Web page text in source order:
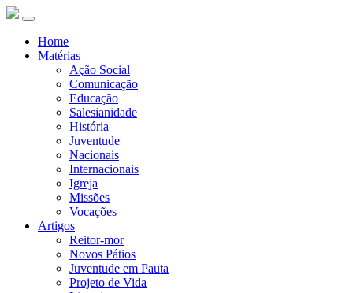
Home
Matérias
Ação Social
Comunicação
Educação
Salesianidade
História
Juventude
Nacionais
Internacionais
Igreja
Missões
Vocações
Artigos
Reitor-mor
Novos Pátios
Juventude em Pauta
Projeto de Vida